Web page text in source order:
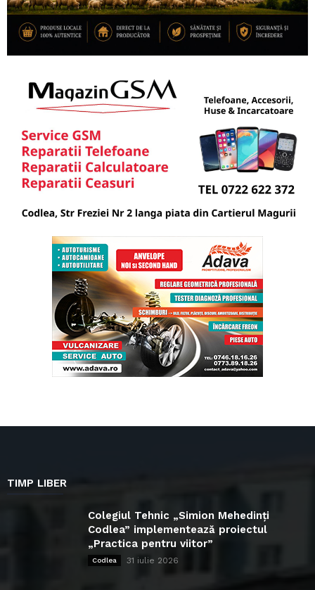
TIMP LIBER
Colegiul Tehnic „Simion Mehedinți
Codlea” implementează proiectul
„Practica pentru viitor”
Codlea 31 iulie 2026